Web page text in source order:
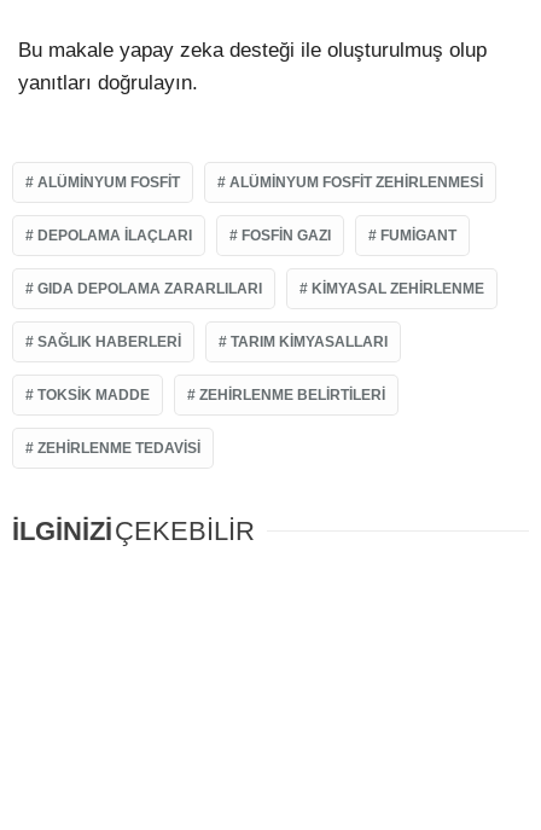
Bu makale yapay zeka desteği ile oluşturulmuş olup
yanıtları doğrulayın.
ALÜMINYUM FOSFIT ALÜMINYUM FOSFIT ZEHIRLENMESI
DEPOLAMA ILAÇLARI FOSFIN GAZI FUMIGANT
GIDA DEPOLAMA ZARARLILARI KIMYASAL ZEHIRLENME
SAĞLIK HABERLERI TARIM KIMYASALLARI
TOKSIK MADDE ZEHIRLENME BELIRTILERI
ZEHIRLENME TEDAVISI
İLGİNİZİÇEKEBİLİR